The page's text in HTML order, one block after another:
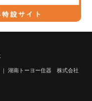
｜ 湖南トーヨー住器 株式会社